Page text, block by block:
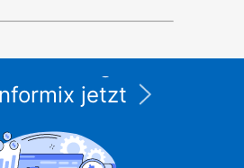
jetzt
Solutions